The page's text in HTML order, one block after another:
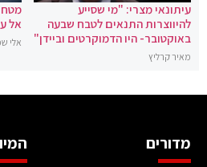
עיתונאי מצרי: "מי שסייע
להיווצרות התנאים לטבח שבעה
באוקטובר- היו הדמוקרטים וביידן"
מאיר קרליץ
מטח
אל
אלי
מדורים